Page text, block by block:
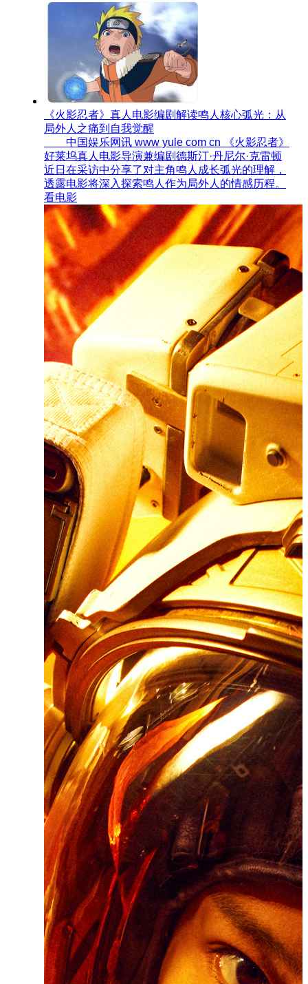
《火影忍者》真人电影编剧解读鸣人核心弧光：从
局外人之痛到自我觉醒
中国娱乐网讯 www yule com cn 《火影忍者》
好莱坞真人电影导演兼编剧德斯汀·丹尼尔·克雷顿
近日在采访中分享了对主角鸣人成长弧光的理解，
透露电影将深入探索鸣人作为局外人的情感历程。
看电影